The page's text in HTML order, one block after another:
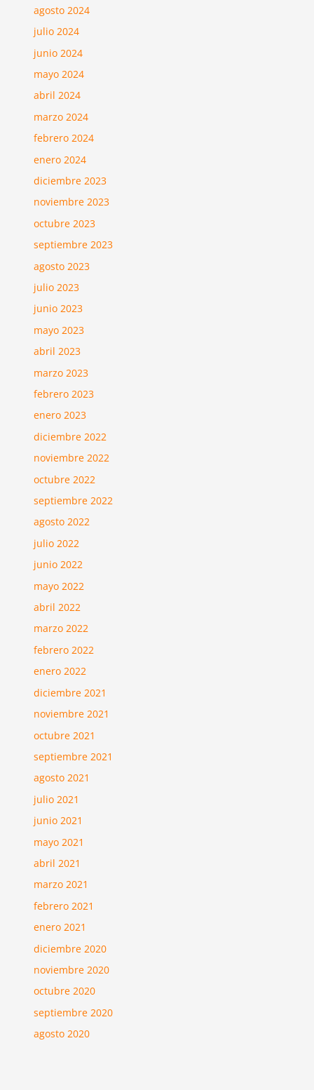
agosto 2024
julio 2024
junio 2024
mayo 2024
abril 2024
marzo 2024
febrero 2024
enero 2024
diciembre 2023
noviembre 2023
octubre 2023
septiembre 2023
agosto 2023
julio 2023
junio 2023
mayo 2023
abril 2023
marzo 2023
febrero 2023
enero 2023
diciembre 2022
noviembre 2022
octubre 2022
septiembre 2022
agosto 2022
julio 2022
junio 2022
mayo 2022
abril 2022
marzo 2022
febrero 2022
enero 2022
diciembre 2021
noviembre 2021
octubre 2021
septiembre 2021
agosto 2021
julio 2021
junio 2021
mayo 2021
abril 2021
marzo 2021
febrero 2021
enero 2021
diciembre 2020
noviembre 2020
octubre 2020
septiembre 2020
agosto 2020